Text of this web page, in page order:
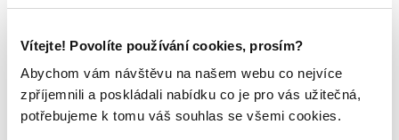
Vítejte! Povolíte používání cookies, prosím?
Abychom vám návštěvu na našem webu co nejvíce
zpříjemnili a poskládali nabídku co je pro vás užitečná,
potřebujeme k tomu váš souhlas se všemi cookies.
jedné z prodejen
Originální zboží s garancí záruky přímo od